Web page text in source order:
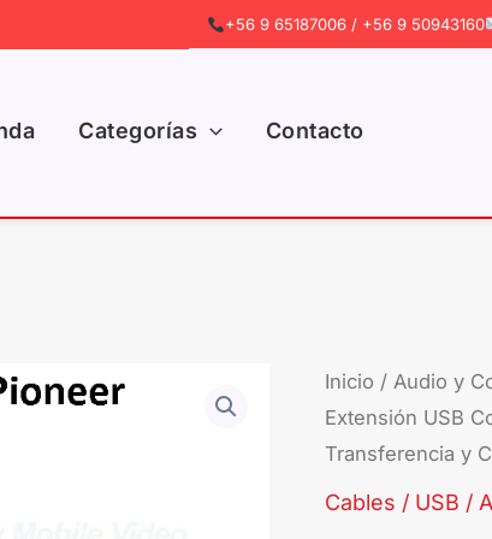
+56 9 65187006 / +56 9 50943160
Categorías Contacto
Inicio /Audio y
Extensión USB
Transferencia y
Cables / USB /
Cable
Extensión
USB
Connection